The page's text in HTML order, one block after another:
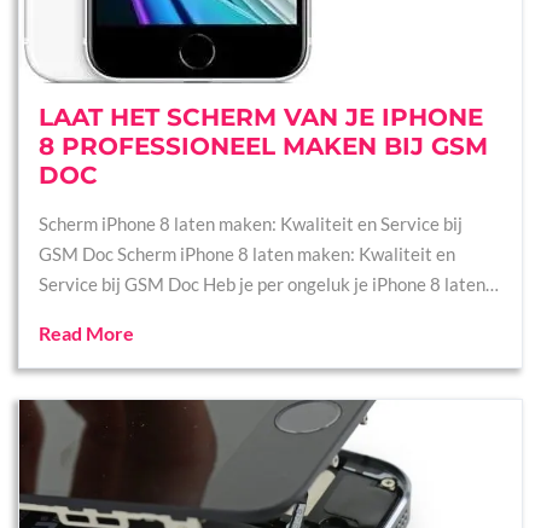
LAAT HET SCHERM VAN JE IPHONE
8 PROFESSIONEEL MAKEN BIJ GSM
DOC
Scherm iPhone 8 laten maken: Kwaliteit en Service bij
GSM Doc Scherm iPhone 8 laten maken: Kwaliteit en
Service bij GSM Doc Heb je per ongeluk je iPhone 8 laten…
Read More